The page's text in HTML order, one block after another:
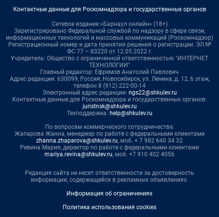
Контактные данные для Роскомнадзора и государственных органов
Сетевое издание «Барнаул онлайн» (18+)
Зарегистрировано Федеральной службой по надзору в сфере связи,
информационных технологий и массовых коммуникаций (Роскомнадзор)
Регистрационный номер и дата принятия решения о регистрации: ЭЛ №
ФС 77 – 83220 от 12.05.2022 г.
Учредитель: Общество с ограниченной ответственностью "ИНТЕРНЕТ
ТЕХНОЛОГИИ"
Главный редактор: Ефремов Анатолий Павлович
Адрес редакции: 630099, Россия, Новосибирск, ул. Ленина, д. 12, 6 этаж,
телефон 8 (912) 222-00-14
Электронный адрес редакции: ngs22@shkulev.ru
Контактные данные для Роскомнадзора и государственных органов:
juristnsk@shkulev.ru
Техподдержка: help@shkulev.ru
По вопросам коммерческого сотрудничества:
Жапарова Жанна, менеджер по работе с федеральными клиентами
zhanna.zhaparova@shkulev.ru, моб. + 7 982 640 34 32
Ревина Мария, директор по работе с федеральными клиентами
mariya.revina@shkulev.ru, моб. +7 910 402 4056
Редакция сайта не несет ответственности за достоверность
информации, содержащейся в рекламных объявлениях.
Информация об ограничениях
Политика использования cookies